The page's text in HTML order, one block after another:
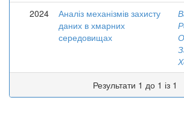
2024
Аналіз механізмів захисту
даних в хмарних
середовищах
Результати 1 до 1 із 1